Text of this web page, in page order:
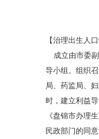
【治理出生人
成立由市委副
导小组。组织
局、药监局、
时，建立利益
《盘锦市办理
民政部门的同